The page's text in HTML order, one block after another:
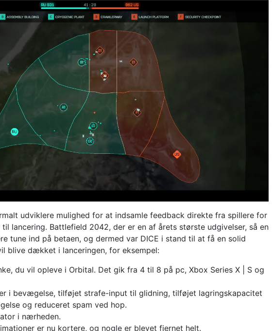
udviklere mulighed for at indsamle feedback direkte fra spillere for
lancering. Battlefield 2042, der er en af ​​årets største udgivelser, så en
tune ind på betaen, og dermed var DICE i stand til at få en solid
blive dækket i lanceringen, for eksempel:
du vil opleve i Orbital. Det gik fra 4 til 8 på pc, Xbox Series X | S og
i bevægelse, tilføjet strafe-input til glidning, tilføjet lagringskapacitet
og reduceret spam ved hop.
i nærheden.
er nu kortere, og nogle er blevet fjernet helt.